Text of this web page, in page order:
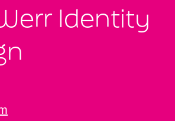
Identity